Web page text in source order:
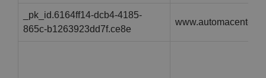
_pk_id.6164ff14-dcb4-4185-
865c-b1263923dd7f.ce8e
www.automacenter.it